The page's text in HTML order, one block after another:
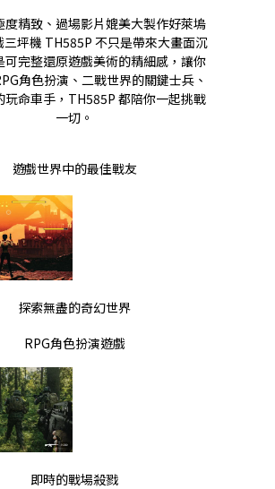
度精致、過場影片媲美大製作好萊塢
三坪機 TH585P 不只是帶來大畫面沉
可完整還原遊戲美術的精細感，讓你
角色扮演、二戰世界的關鍵士兵、
玩命車手，TH585P 都陪你一起挑戰
一切。
遊戲世界中的最佳戰友
探索無盡的奇幻世界
RPG角色扮演遊戲
即時的戰場殺戮